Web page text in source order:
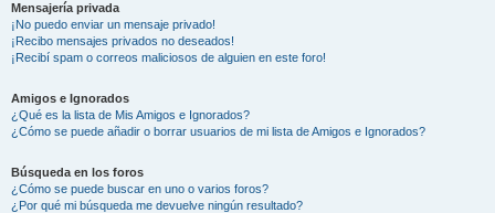
Mensajería privada
¡No puedo enviar un mensaje privado!
¡Recibo mensajes privados no deseados!
¡Recibí spam o correos maliciosos de alguien en este foro!
Amigos e Ignorados
¿Qué es la lista de Mis Amigos e Ignorados?
¿Cómo se puede añadir o borrar usuarios de mi lista de Amigos e Ignorados?
Búsqueda en los foros
¿Cómo se puede buscar en uno o varios foros?
¿Por qué mi búsqueda me devuelve ningún resultado?